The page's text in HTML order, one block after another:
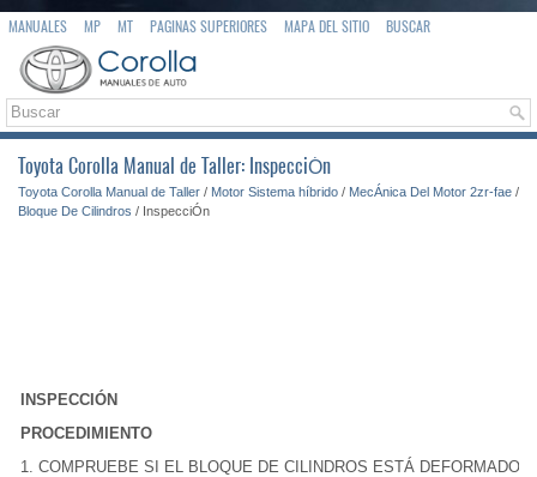
MANUALES MP MT PAGINAS SUPERIORES MAPA DEL SITIO BUSCAR
Toyota Corolla Manual de Taller: InspecciÓn
Toyota Corolla Manual de Taller / Motor Sistema híbrido / MecÁnica Del Motor 2zr-fae /
Bloque De Cilindros / InspecciÓn
INSPECCIÓN
PROCEDIMIENTO
1. COMPRUEBE SI EL BLOQUE DE CILINDROS ESTÁ DEFORMADO